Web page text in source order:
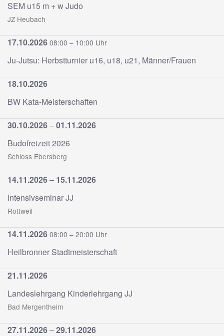
SEM u15 m + w Judo
JZ Heubach
17.10.2026 08:00 – 10:00 Uhr
Ju-Jutsu: Herbstturnier u16, u18, u21, Männer/Frauen
18.10.2026
BW Kata-Meisterschaften
30.10.2026–01.11.2026
Budofreizeit 2026
Schloss Ebersberg
14.11.2026– 15.11.2026
Intensivseminar JJ
Rottweil
14.11.2026 08:00 – 20:00 Uhr
Heilbronner Stadtmeisterschaft
21.11.2026
Landeslehrgang Kinderlehrgang JJ
Bad Mergentheim
27.11.2026–29.11.2026